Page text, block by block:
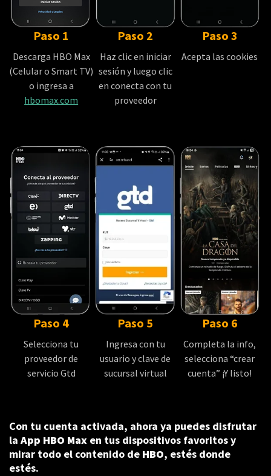
Paso 1
Descarga HBO Max
(Celular o Smart TV)
o ingresa a
hbomax.com
Paso 2
Haz clic en iniciar
sesión y luego clic
en conecta con tu
proveedor
Paso 3
Acepta las cookies
Paso 4
Selecciona tu
proveedor de
servicio Gtd
Paso 5
Ingresa con tu
usuario y clave de
sucursal virtual
Paso 6
Completa la info,
selecciona “crear
cuenta” ¡Y listo!
Con tu cuenta activada, ahora ya puedes disfrutar
la App HBO Max en tus dispositivos favoritos y
mirar todo el contenido de HBO, estés donde
estés.